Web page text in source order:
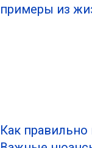
примеры из
Как правильно